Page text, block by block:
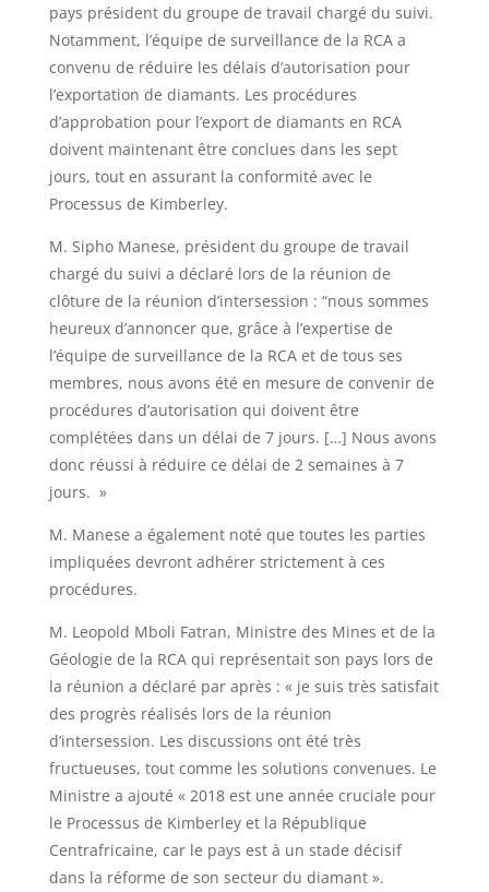
pays président du groupe de travail chargé du suivi.
Notamment, l’équipe de surveillance de la RCA a
convenu de réduire les délais d’autorisation pour
l’exportation de diamants. Les procédures
d’approbation pour l’export de diamants en RCA
doivent maintenant être conclues dans les sept
jours, tout en assurant la conformité avec le
Processus de Kimberley.
M. Sipho Manese, président du groupe de travail
chargé du suivi a déclaré lors de la réunion de
clôture de la réunion d’intersession : “nous sommes
heureux d’annoncer que, grâce à l’expertise de
l’équipe de surveillance de la RCA et de tous ses
membres, nous avons été en mesure de convenir de
procédures d’autorisation qui doivent être
complétées dans un délai de 7 jours. […] Nous avons
donc réussi à réduire ce délai de 2 semaines à 7
jours. »
M. Manese a également noté que toutes les parties
impliquées devront adhérer strictement à ces
procédures.
M. Leopold Mboli Fatran, Ministre des Mines et de la
Géologie de la RCA qui représentait son pays lors de
la réunion a déclaré par après : « je suis très satisfait
des progrès réalisés lors de la réunion
d’intersession. Les discussions ont été très
fructueuses, tout comme les solutions convenues. Le
Ministre a ajouté « 2018 est une année cruciale pour
le Processus de Kimberley et la République
Centrafricaine, car le pays est à un stade décisif
dans la réforme de son secteur du diamant ».